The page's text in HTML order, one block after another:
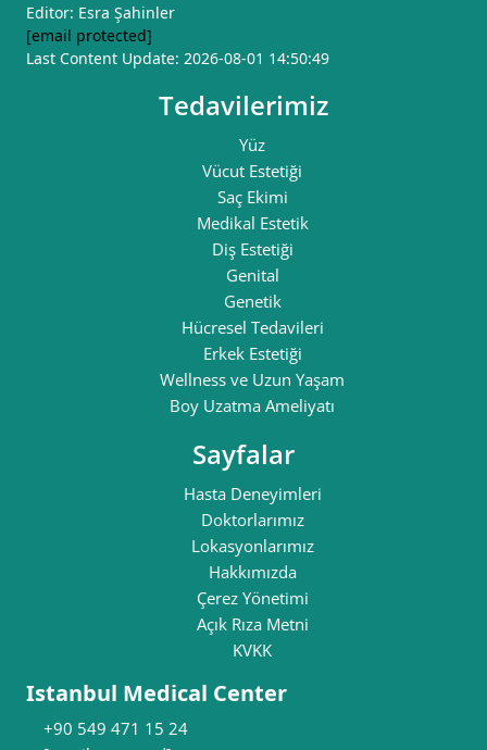
Editor: Esra Şahinler
[email protected]
Last Content Update: 2026-08-01 14:50:49
Tedavilerimiz
Yüz
Vücut Estetiği
Saç Ekimi
Medikal Estetik
Diş Estetiği
Genital
Genetik
Hücresel Tedavileri
Erkek Estetiği
Wellness ve Uzun Yaşam
Boy Uzatma Ameliyatı
Sayfalar
Hasta Deneyimleri
Doktorlarımız
Lokasyonlarımız
Hakkımızda
Çerez Yönetimi
Açık Rıza Metni
KVKK
Istanbul Medical Center
+90 549 471 15 24